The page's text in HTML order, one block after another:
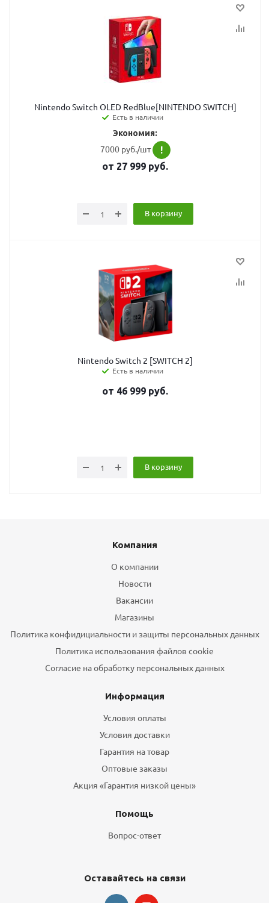
Nintendo Switch OLED RedBlue[NINTENDO SWITCH]
Есть в наличии
Экономия:
7000 руб./шт
!
от 27 999 руб.
В корзину
Nintendo Switch 2 [SWITCH 2]
Есть в наличии
от 46 999 руб.
В корзину
Компания
О компании
Новости
Вакансии
Магазины
Политика конфидициальности и защиты персональных данных
Политика использования файлов cookie
Согласие на обработку персональных данных
Информация
Условия оплаты
Условия доставки
Гарантия на товар
Оптовые заказы
Акция «Гарантия низкой цены»
Помощь
Вопрос-ответ
Оставайтесь на связи